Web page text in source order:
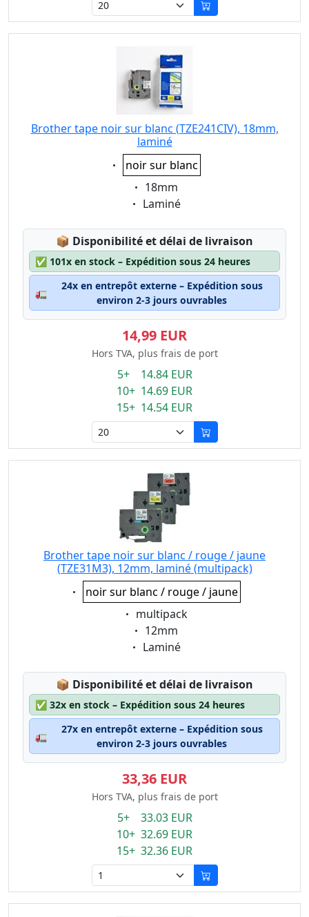
Brother tape noir sur blanc (TZE241CIV), 18mm,
laminé
Eigenschaft:
noir sur blanc
Eigenschaft:
18mm
Eigenschaft:
Laminé
📦 Lagerstatus:
Disponibilité et délai de livraison
✅ 101x en stock – Expédition sous 24 heures
🚛
24x en entrepôt externe – Expédition sous
environ 2-3 jours ouvrables
14,99 EUR
Hors TVA, plus frais de port
5+ 14.84 EUR
10+ 14.69 EUR
15+ 14.54 EUR
Brother tape noir sur blanc / rouge / jaune
(TZE31M3), 12mm, laminé (multipack)
Eigenschaft:
noir sur blanc / rouge / jaune
Eigenschaft:
multipack
Eigenschaft:
12mm
Eigenschaft:
Laminé
📦 Lagerstatus:
Disponibilité et délai de livraison
✅ 32x en stock – Expédition sous 24 heures
🚛
27x en entrepôt externe – Expédition sous
environ 2-3 jours ouvrables
33,36 EUR
Hors TVA, plus frais de port
5+ 33.03 EUR
10+ 32.69 EUR
15+ 32.36 EUR